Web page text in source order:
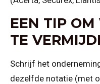
EEN TIP OM
TE
Schrijf het
dezelfde notatie (met